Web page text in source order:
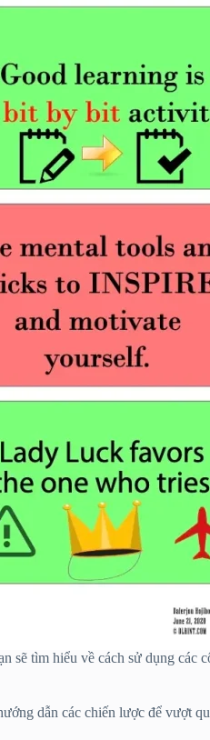
sẽ tìm hiểu về cách sử dụng các
dẫn các chiến lược để vượt